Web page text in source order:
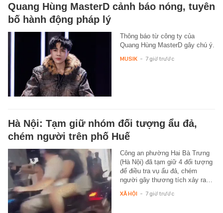
Quang Hùng MasterD cảnh báo nóng, tuyên
bố hành động pháp lý
Thông báo từ công ty của
Quang Hùng MasterD gây chú ý.
MUSIK - 7 giờ trước
Hà Nội: Tạm giữ nhóm đối tượng ẩu đả,
chém người trên phố Huế
Công an phường Hai Bà Trưng
(Hà Nội) đã tạm giữ 4 đối tượng
để điều tra vụ ẩu đả, chém
người gây thương tích xảy ra…
XÃ HỘI - 7 giờ trước